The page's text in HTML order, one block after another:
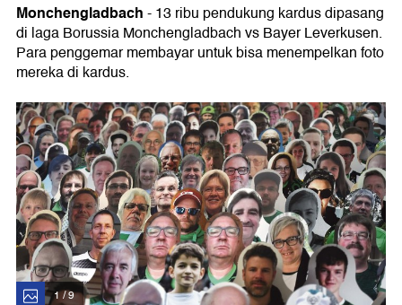
Monchengladbach- 13 ribu pendukung kardus dipasang
di laga Borussia Monchengladbach vs Bayer Leverkusen.
Para penggemar membayar untuk bisa menempelkan foto
mereka di kardus.
1 / 9